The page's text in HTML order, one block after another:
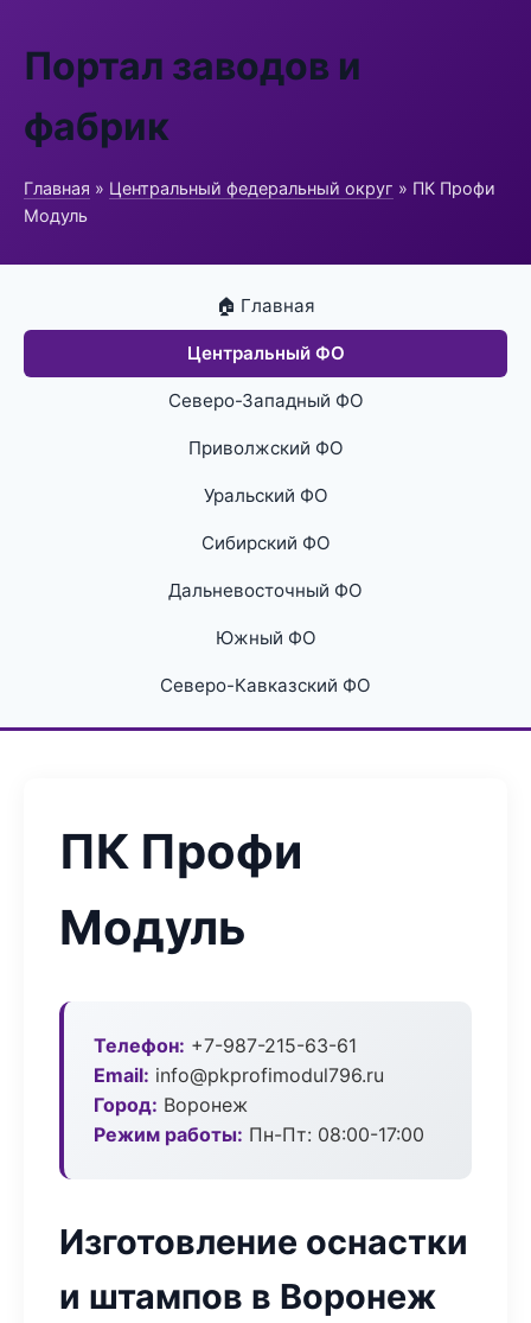
Портал заводов и
фабрик
Главная » Центральный федеральный округ » ПК Профи
Модуль
🏠 Главная
Центральный ФО
Северо-Западный ФО
Приволжский ФО
Уральский ФО
Сибирский ФО
Дальневосточный ФО
Южный ФО
Северо-Кавказский ФО
ПК Профи
Модуль
Телефон: +7-987-215-63-61
Email: info@pkprofimodul796.ru
Город: Воронеж
Режим работы: Пн-Пт: 08:00-17:00
Изготовление оснастки
и штампов в Воронеж